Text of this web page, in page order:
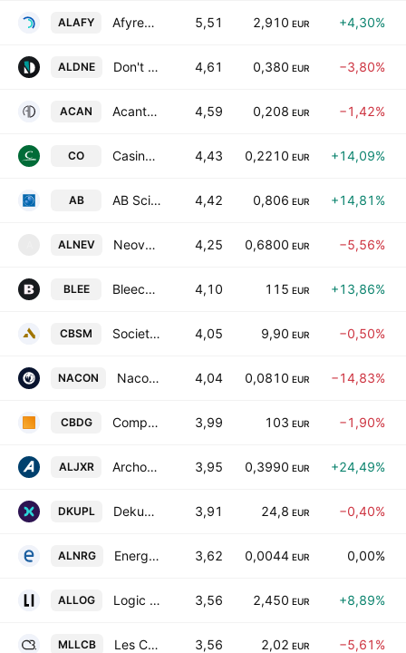
ALAFY Afyren SA 5,51 2,910 EUR +4,30%
ALDNE Don't Nod Entertainment SA 4,61 0,380 EUR −3,80%
ACAN Acanthe Developpement SA 4,59 0,208 EUR −1,42%
CO Casino, Guichard-Perrachon SA 4,43 0,2210 EUR +14,09%
AB AB Science SA 4,42 0,806 EUR +14,81%
ALNEV Neovacs SA 4,25 0,6800 EUR −5,56%
BLEE Bleecker S.A. 4,10 115 EUR +13,86%
CBSM Societe Centrale des Bois et Scieries de la Manche 4,05 9,90 EUR −0,50%
NACON Nacon SASU 4,04 0,0810 EUR −14,83%
CBDG Compagnie du Cambodge SA 3,99 103 EUR −1,90%
ALJXR Archos SA 3,95 0,3990 EUR +24,49%
DKUPL Dekuple 3,91 24,8 EUR −0,40%
ALNRG Energisme SA 3,62 0,0044 EUR 0,00%
ALLOG Logic Instrument SA Class A 3,56 2,450 EUR +8,89%
MLLCB Les Constructeurs du Bois SA 3,56 2,02 EUR −5,61%